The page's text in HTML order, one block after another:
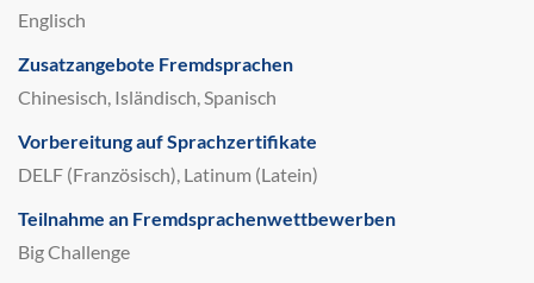
Englisch
Zusatzangebote Fremdsprachen
Chinesisch, Isländisch, Spanisch
Vorbereitung auf Sprachzertifikate
DELF (Französisch), Latinum (Latein)
Teilnahme an Fremdsprachenwettbewerben
Big Challenge